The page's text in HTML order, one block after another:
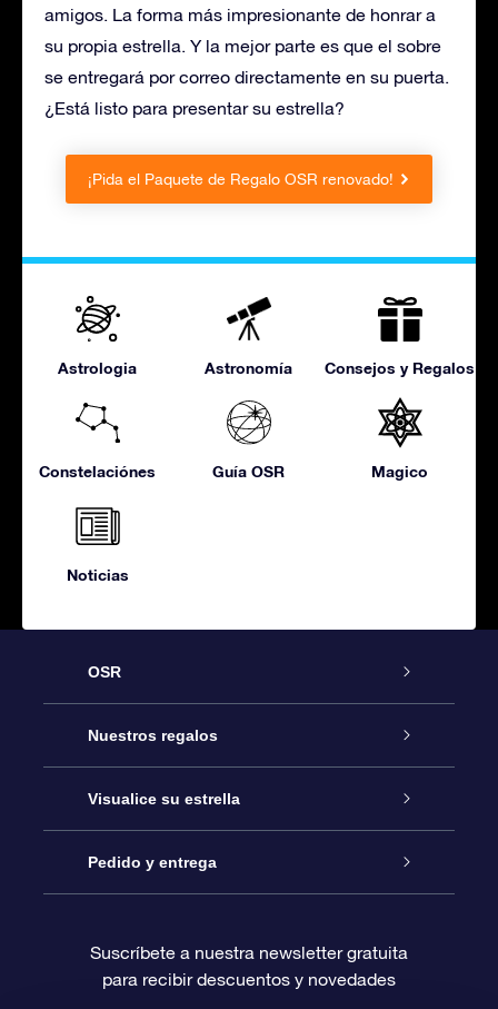
amigos. La forma más impresionante de honrar a
su propia estrella. Y la mejor parte es que el sobre
se entregará por correo directamente en su puerta.
¿Está listo para presentar su estrella?
¡Pida el Paquete de Regalo OSR renovado!
Astrologia Astronomía Consejos y Regalos
Constelaciónes Guía OSR Magico
Noticias
OSR
Atención
Contáctanos
Blog
Reseñas
Nuestros regalos
Regalo Estrella Online
Paquete de Regalo OSR
Tarjeta de Regalo OSR
Visualice su estrella
Registro estelar
Página de Estrella Personalizada
Pedido y entrega
Información de Pago
Suscríbete a nuestra newsletter gratuita
para recibir descuentos y novedades